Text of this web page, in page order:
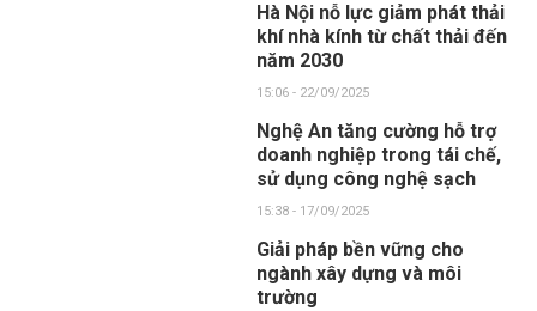
Hà Nội nỗ lực giảm phát thải
khí nhà kính từ chất thải đến
năm 2030
15:06 - 22/09/2025
Nghệ An tăng cường hỗ trợ
doanh nghiệp trong tái chế,
sử dụng công nghệ sạch
15:38 - 17/09/2025
Giải pháp bền vững cho
ngành xây dựng và môi
trường